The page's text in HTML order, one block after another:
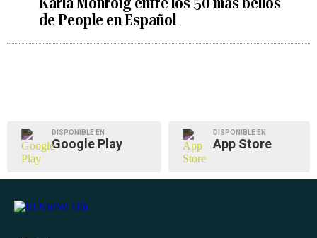
de People en Español
DISPONIBLE EN
Google Play
DISPONIBLE EN
App Store